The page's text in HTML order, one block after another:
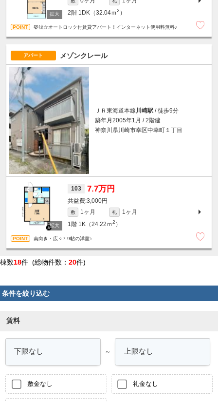
2階 1DK（32.04ｍ2 ）
築浅☆オートロック付賃貸アパート！インターネット使用料無料♪
アパート メゾンクレール
ＪＲ東海道本線川崎駅 / 徒歩9分
築年月2005年1月 / 2階建
神奈川県川崎市幸区中幸町１丁目
103 7.7万円
3,000円
敷 1ヶ月 礼
1ヶ月
1階 1K（24.22ｍ2 ）
南向き・広々7.9帖の洋室♪
棟数18件 (総物件数： 20件)
条件を絞り込む
賃料
～
敷金なし 礼金なし